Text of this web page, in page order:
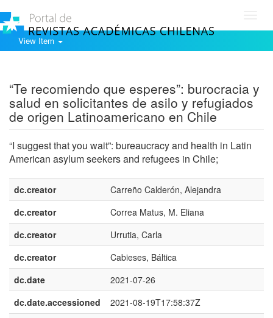
View Item
“Te recomiendo que esperes”: burocracia y
salud en solicitantes de asilo y refugiados
de origen Latinoamericano en Chile
“I suggest that you wait”: bureaucracy and health in Latin
American asylum seekers and refugees in Chile;
dc.creator
Carreño Calderón, Alejandra
dc.creator
Correa Matus, M. Eliana
dc.creator
Urrutia, Carla
dc.creator
Cabieses, Báltica
dc.date
2021-07-26
dc.date.accessioned
2021-08-19T17:58:37Z